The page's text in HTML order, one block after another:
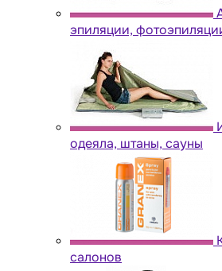
эпиляции,
одеяла, штаны, сауны
салонов